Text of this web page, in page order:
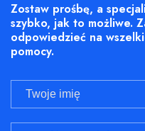
Zostaw prośbę, a
szybko, jak to możliwe.
odpowiedzieć na
pomocy.